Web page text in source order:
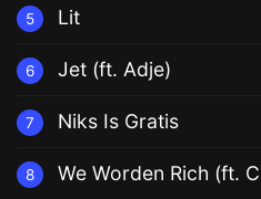
5 Lit
6 Jet (ft. Adje)
7 Niks Is Gratis
8 We Worden Rich (ft.